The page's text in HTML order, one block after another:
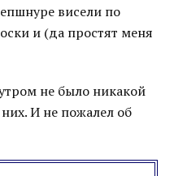
висели по
и (да простят меня
не было никакой
И не пожалел об